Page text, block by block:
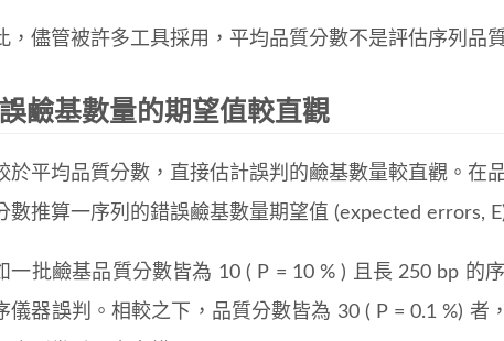
，儘管被許多工具採用，平均品質分數不是評估序列品
鹼基數量的期望值較直觀
於平均品質分數，直接估計誤判的鹼基數量較直觀。在
數推算一序列的錯誤鹼基數量期望值 (expected errors,
一批鹼基品質分數皆為 10 ( P = 10 % ) 且長 250 bp 的
儀器誤判。相較之下，品質分數皆為 30 ( P = 0.1 %) 者